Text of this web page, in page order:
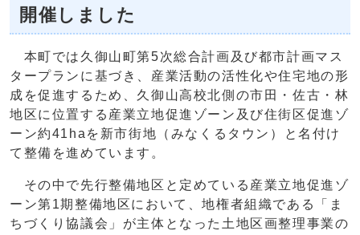
開催しました
本町では久御山町第5次総合計画及び都市計画マス
タープランに基づき、産業活動の活性化や住宅地の形
成を促進するため、久御山高校北側の市田・佐古・林
地区に位置する産業立地促進ゾーン及び住街区促進ゾ
ーン約41haを新市街地（みなくるタウン）と名付け
て整備を進めています。
その中で先行整備地区と定めている産業立地促進ゾ
ーン第1期整備地区において、地権者組織である「ま
ちづくり協議会」が主体となった土地区画整理事業の